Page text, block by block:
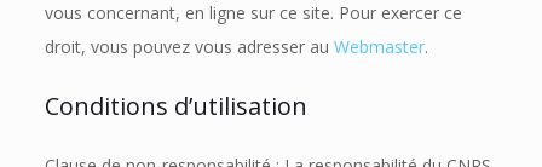
vous concernant, en ligne sur ce site. Pour exercer ce
droit, vous pouvez vous adresser au Webmaster.
Conditions d’utilisation